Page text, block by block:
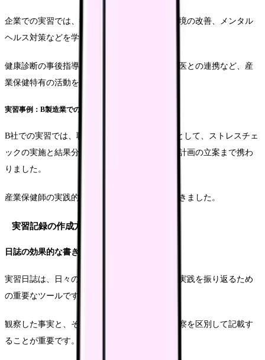
企業での実習では、従業員の健康管理や職場環境の改善、メンタル
ヘルス対策などを学びます。
健康診断の事後指導や、職場巡視の方法、産業医との連携など、産
業保健特有の活動を経験します。
実習事例：B製造業での取り組み
B社での実習では、職場のメンタルヘルス対策として、ストレスチェ
ックの実施と結果分析、その後の職場環境改善計画の立案まで携わ
りました。
産業保健師の実践的な活動を体験することができました。
実習記録の作成方法
日誌の効果的な書き方
実習日誌は、日々の活動内容と学びを整理し、実践を振り返るため
の重要なツールです。
観察した事実と、そこから得られた気づきや考察を区別して記載す
ることが重要です。